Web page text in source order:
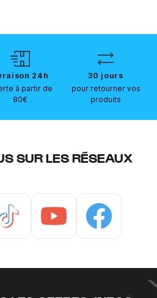
24h
à partir de
80€
30 jours
pour retourner vos
produits
SUR LES RÉSEAUX